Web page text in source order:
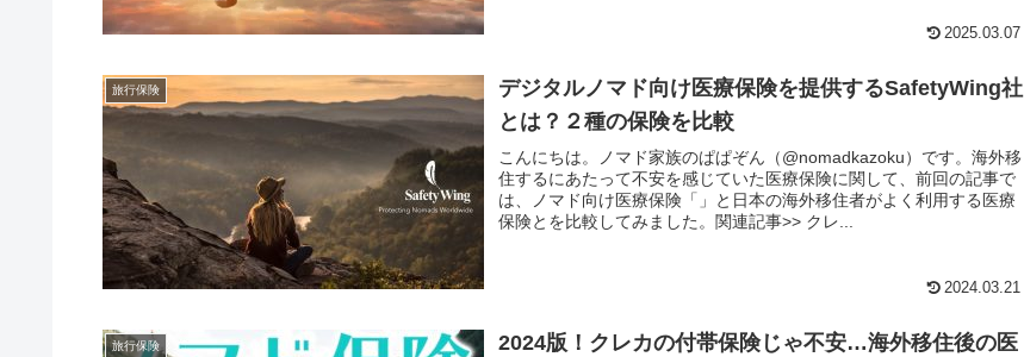
2025.03.07
旅行保険
デジタルノマド向け医療保険を提供するSafetyWing社
とは？２種の保険を比較
こんにちは。ノマド家族のぱぱぞん（@nomadkazoku）です。海外移
住するにあたって不安を感じていた医療保険に関して、前回の記事で
は、ノマド向け医療保険「」と日本の海外移住者がよく利用する医療
保険とを比較してみました。関連記事>> クレ...
2024.03.21
旅行保険
2024版！クレカの付帯保険じゃ不安…海外移住後の医